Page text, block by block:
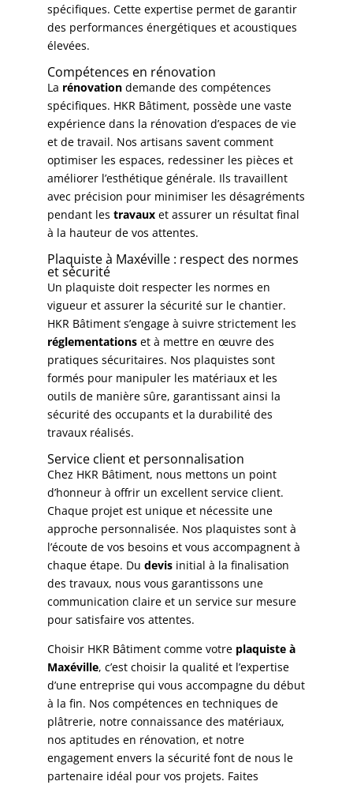
spécifiques. Cette expertise permet de garantir
des performances énergétiques et acoustiques
élevées.
Compétences en rénovation
La rénovationdemande des compétences
spécifiques. HKR Bâtiment, possède une vaste
expérience dans la rénovation d’espaces de vie
et de travail. Nos artisans savent comment
optimiser les espaces, redessiner les pièces et
améliorer l’esthétique générale. Ils travaillent
avec précision pour minimiser les désagréments
pendant les travauxet assurer un résultat final
à la hauteur de vos attentes.
Plaquiste à Maxéville : respect des normes
et sécurité
Un plaquiste doit respecter les normes en
vigueur et assurer la sécurité sur le chantier.
HKR Bâtiment s’engage à suivre strictement les
réglementationset à mettre en œuvre des
pratiques sécuritaires. Nos plaquistes sont
formés pour manipuler les matériaux et les
outils de manière sûre, garantissant ainsi la
sécurité des occupants et la durabilité des
travaux réalisés.
Service client et personnalisation
Chez HKR Bâtiment, nous mettons un point
d’honneur à offrir un excellent service client.
Chaque projet est unique et nécessite une
approche personnalisée. Nos plaquistes sont à
l’écoute de vos besoins et vous accompagnent à
chaque étape. Du devis initial à la finalisation
des travaux, nous vous garantissons une
communication claire et un service sur mesure
pour satisfaire vos attentes.
Choisir HKR Bâtiment comme votre plaquiste à
Maxéville, c’est choisir la qualité et l’expertise
d’une entreprise qui vous accompagne du début
à la fin. Nos compétences en techniques de
plâtrerie, notre connaissance des matériaux,
nos aptitudes en rénovation, et notre
engagement envers la sécurité font de nous le
partenaire idéal pour vos projets. Faites